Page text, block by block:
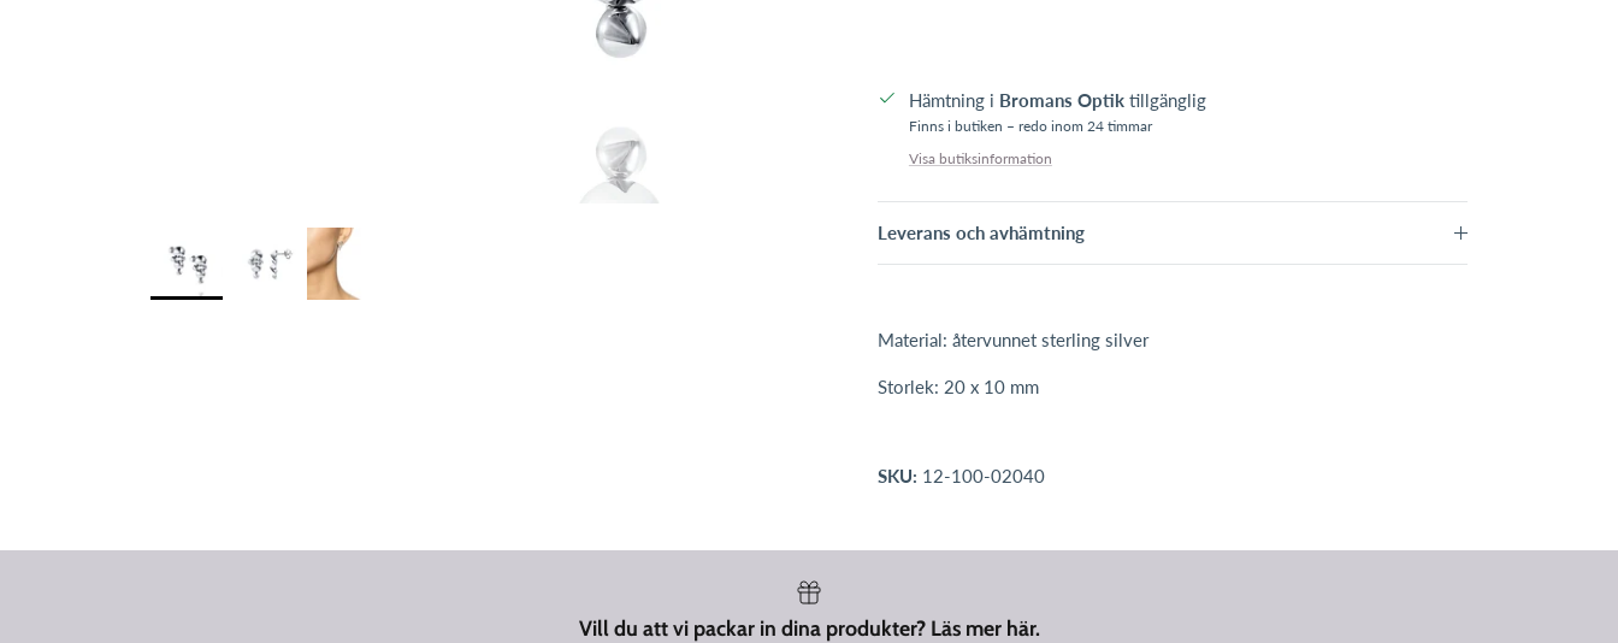
Hämtning i Bromans Optiktillgänglig
Finns i butiken – redo inom 24 timmar
Visa butiksinformation
Leverans och avhämtning
Material: återvunnet sterling silver
Storlek: 20 x 10 mm
SKU: 12-100-02040
Vill du att vi packar in dina produkter? Läs mer här.